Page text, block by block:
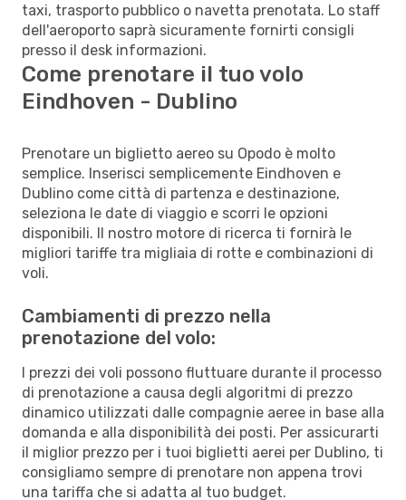
taxi, trasporto pubblico o navetta prenotata. Lo staff
dell'aeroporto saprà sicuramente fornirti consigli
presso il desk informazioni.
Come prenotare il tuo volo
Eindhoven - Dublino
Prenotare un biglietto aereo su Opodo è molto
semplice. Inserisci semplicemente Eindhoven e
Dublino come città di partenza e destinazione,
seleziona le date di viaggio e scorri le opzioni
disponibili. Il nostro motore di ricerca ti fornirà le
migliori tariffe tra migliaia di rotte e combinazioni di
voli.
Cambiamenti di prezzo nella
prenotazione del volo:
I prezzi dei voli possono fluttuare durante il processo
di prenotazione a causa degli algoritmi di prezzo
dinamico utilizzati dalle compagnie aeree in base alla
domanda e alla disponibilità dei posti. Per assicurarti
il miglior prezzo per i tuoi biglietti aerei per Dublino, ti
consigliamo sempre di prenotare non appena trovi
una tariffa che si adatta al tuo budget.